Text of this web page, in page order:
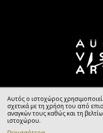
Αυτός ο ιστοχώρος
σχετικά με τη χρήση του από
αναγκών τους καθώς και τη
ιστοχώρου.